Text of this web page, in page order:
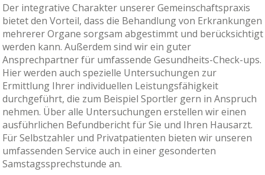
Der integrative Charakter unserer Gemeinschaftspraxis
bietet den Vorteil, dass die Behandlung von Erkrankungen
mehrerer Organe sorgsam abgestimmt und berücksichtigt
werden kann. Außerdem sind wir ein guter
Ansprechpartner für umfassende Gesundheits-Check-ups.
Hier werden auch spezielle Untersuchungen zur
Ermittlung Ihrer individuellen Leistungsfähigkeit
durchgeführt, die zum Beispiel Sportler gern in Anspruch
nehmen. Über alle Untersuchungen erstellen wir einen
ausführlichen Befundbericht für Sie und Ihren Hausarzt.
Für Selbstzahler und Privatpatienten bieten wir unseren
umfassenden Service auch in einer gesonderten
Samstagssprechstunde an.